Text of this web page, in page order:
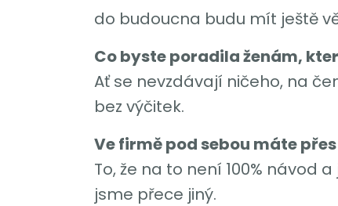
do budoucna budu mít ještě
Co byste poradila ženám,
Ať se nevzdávají ničeho, na
bez výčitek.
Ve firmě pod sebou máte
To, že na to není 100% návod
jsme přece jiný.